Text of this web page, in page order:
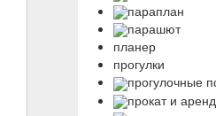
параплан
парашют
планер
прогулки
прогулочные
прокат и